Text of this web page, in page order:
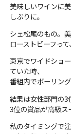
美味しいワインに
しぶりに。
シェ松尾のもの。
ローストビーフっ
東京でワイドショ
ていた時、
番組内でボーリン
結果は女性部門の3
3位の賞品が高級ス
私のタイミングで